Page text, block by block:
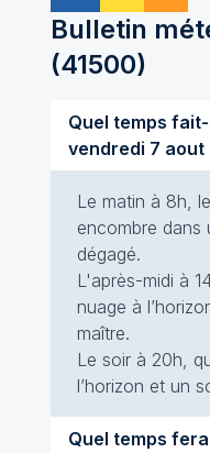
Bulletin
(41500)
Quel temps
vendredi
Le matin à 8h,
encombre dans
dégagé.
L'après-midi à
nuage à
maître.
Le soir à 20h,
l’horizon et un
Quel temps fera-t-il